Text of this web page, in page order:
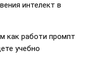
интелект в
как работи промпт
учебно